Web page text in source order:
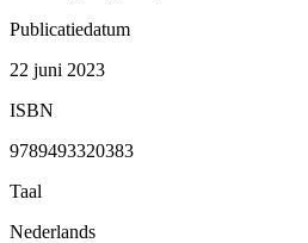
Publicatiedatum
22 juni 2023
ISBN
9789493320383
Taal
Nederlands